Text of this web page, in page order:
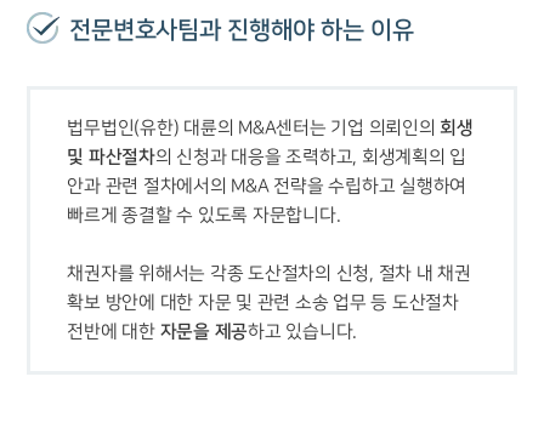
센터소개
센터소개
대륜의 강점
오시는 길
글로벌 파트너 로펌
전문변호사팀과 진행해야 하는 이유
법무법인(유한) 대륜의 M&A센터는 기업 의뢰인의 회생
및 파산절차의 신청과 대응을 조력하고, 회생계획의 입
안과 관련 절차에서의 M&A 전략을 수립하고 실행하여
채권자를 위해서는 각종 도산절차의 신청, 절차 내 채권
확보 방안에 대한 자문 및 관련 소송 업무 등 도산절차
전반에 대한 자문을 제공하고 있습니다.